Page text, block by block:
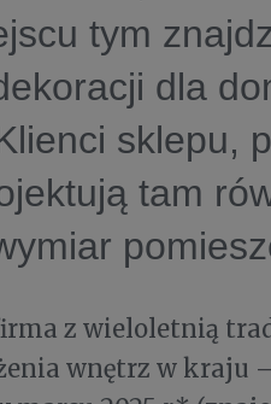
tym
dla
sklepu,
tam
z wieloletnią
wnętrz w kraju